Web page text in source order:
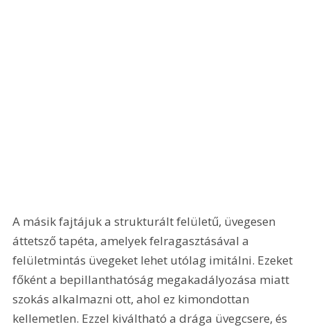
A másik fajtájuk a strukturált felületű, üvegesen
áttetsző tapéta, amelyek felragasztásával a
felületmintás üvegeket lehet utólag imitálni. Ezeket
főként a bepillanthatóság megakadályozása miatt
szokás alkalmazni ott, ahol ez kimondottan
kellemetlen. Ezzel kiváltható a drága üvegcsere, és